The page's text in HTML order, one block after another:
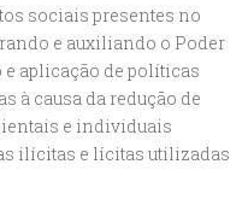
sociais presentes no
e auxiliando o Poder
aplicação de políticas
à causa da redução de
e individuais
ilícitas e lícitas utilizadas